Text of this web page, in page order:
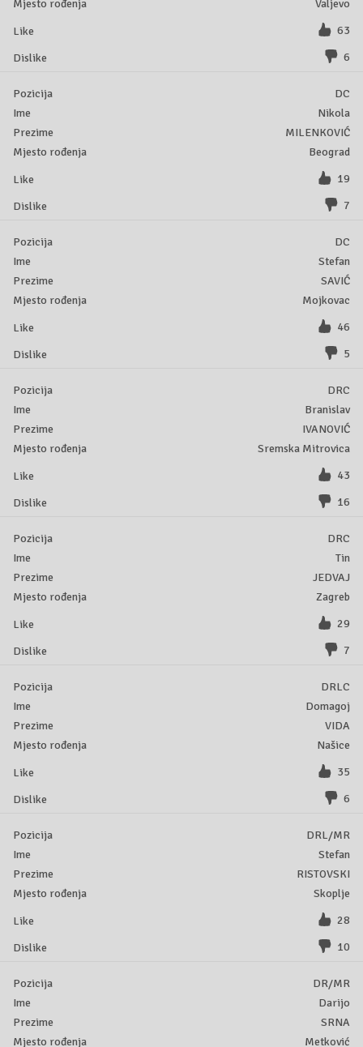
Valjevo
63
6
DC
Nikola
MILENKOVIĆ
Beograd
19
7
DC
Stefan
SAVIĆ
Mojkovac
46
5
DRC
Branislav
IVANOVIĆ
Sremska Mitrovica
43
16
DRC
Tin
JEDVAJ
Zagreb
29
7
DRLC
Domagoj
VIDA
Našice
35
6
DRL/MR
Stefan
RISTOVSKI
Skoplje
28
10
DR/MR
Darijo
SRNA
Metković